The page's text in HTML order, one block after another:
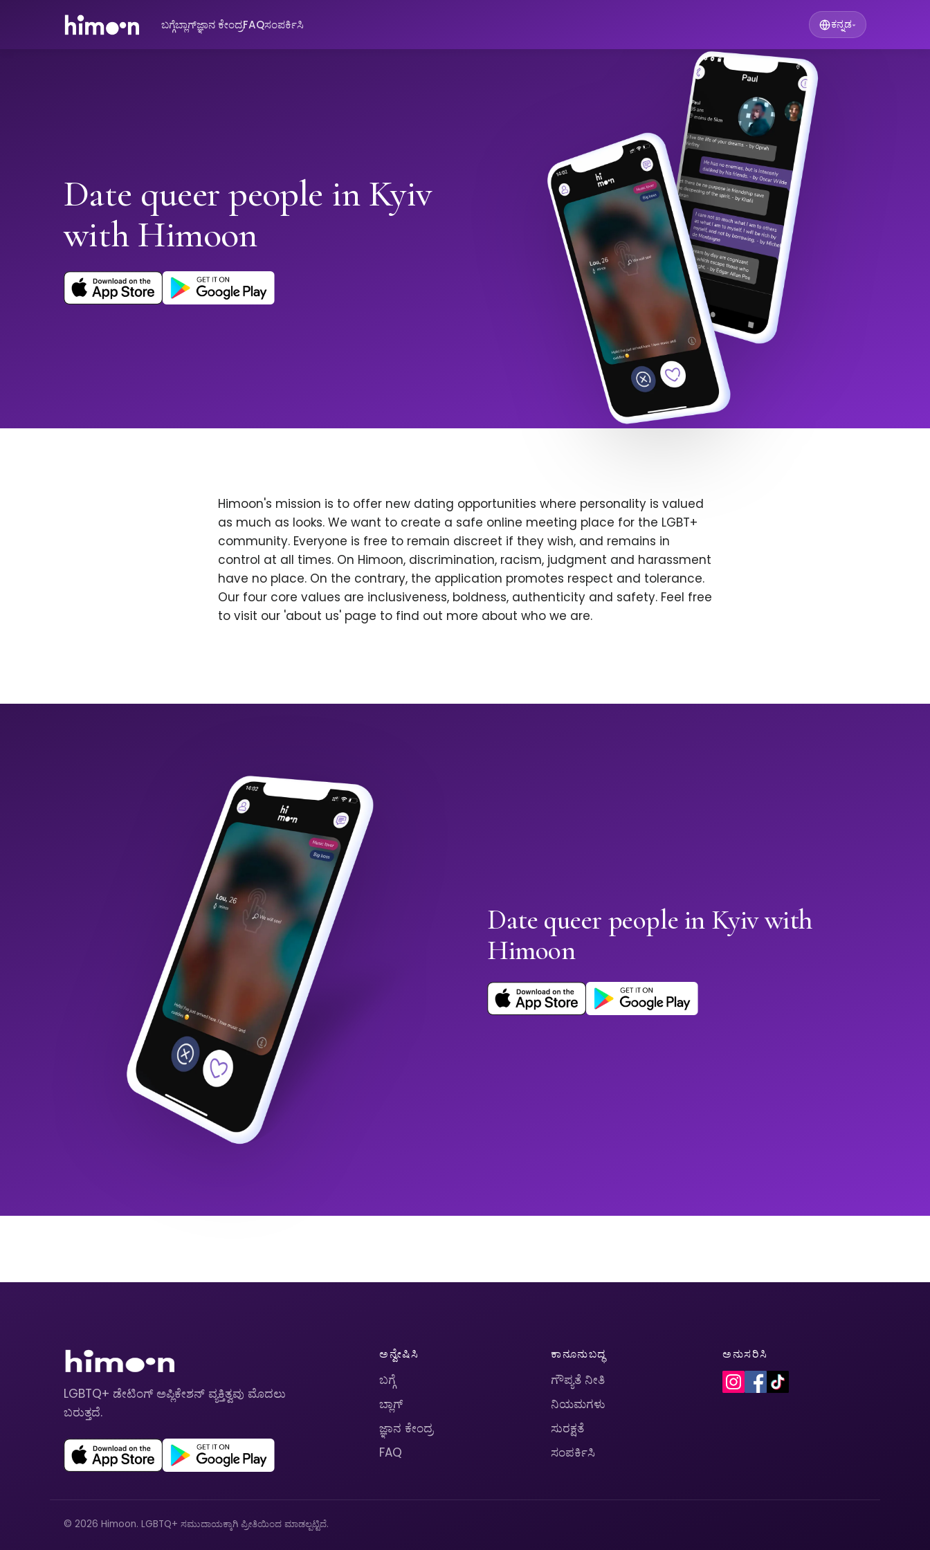
ಬಗ್ಗೆಬ್ಲಾಗ್ಜ್ಞಾನ ಕೇಂದ್ರFAQಸಂಪರ್ಕಿಸಿ ಕನ್ನಡ▾
Date queer people in Kyiv
with Himoon
Himoon's mission is to offer new dating opportunities where personality is valued
as much as looks. We want to create a safe online meeting place for the LGBT+
community. Everyone is free to remain discreet if they wish, and remains in
control at all times. On Himoon, discrimination, racism, judgment and harassment
have no place. On the contrary, the application promotes respect and tolerance.
Our four core values are inclusiveness, boldness, authenticity and safety. Feel free
to visit our 'about us' page to find out more about who we are.
Date queer people in Kyiv with
Himoon
LGBTQ+ ಡೇಟಿಂಗ್ ಅಪ್ಲಿಕೇಶನ್ ವ್ಯಕ್ತಿತ್ವವು ಮೊದಲು
ಬರುತ್ತದೆ.
ಅನ್ವೇಷಿಸಿ
ಬಗ್ಗೆ
ಬ್ಲಾಗ್
ಜ್ಞಾನ ಕೇಂದ್ರ
FAQ
ಕಾನೂನುಬದ್ಧ
ಗೌಪ್ಯತೆ ನೀತಿ
ನಿಯಮಗಳು
ಸುರಕ್ಷತೆ
ಸಂಪರ್ಕಿಸಿ
ಅನುಸರಿಸಿ
© 2026 Himoon. LGBTQ+ ಸಮುದಾಯಕ್ಕಾಗಿ ಪ್ರೀತಿಯಿಂದ ಮಾಡಲ್ಪಟ್ಟಿದೆ.